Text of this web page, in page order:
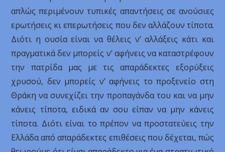
απλώς περιμένουν τυπικές απαντήσεις σε ανούσιες
ερωτήσεις κι επερωτήσεις που δεν αλλάζουν τίποτα.
Διότι η ουσία είναι να θέλεις ν’ αλλάξεις κάτι και
πραγματικά δεν μπορείς ν’ αφήνεις να καταστρέφουν
την πατρίδα μας με τις απαράδεκτες εξορύξεις
χρυσού, δεν μπορείς ν’ αφήνεις το προξενείο στη
Θράκη να συνεχίζει την προπαγάνδα του και να μην
κάνεις τίποτα, ειδικά αν σου είπαν να μην κάνεις
τίποτα. Διότι είναι το πρέπον να προστατεύεις την
Ελλάδα από απαράδεκτες επιθέσεις που δέχεται, πώς